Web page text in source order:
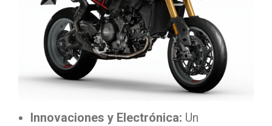
Innovaciones y Electrónica: Un